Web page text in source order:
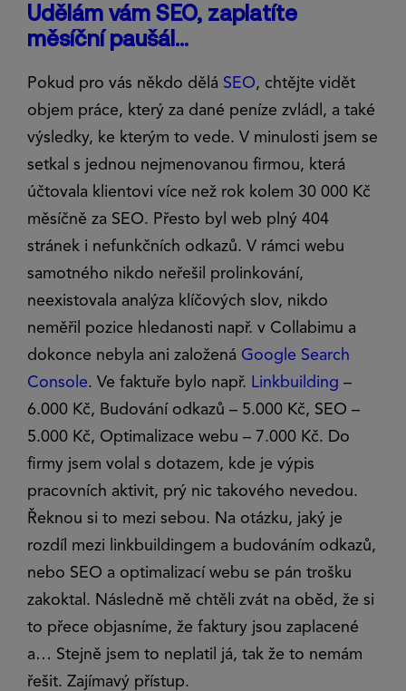
Udělám vám SEO, zaplatíte
měsíční paušál…
Pokud pro vás někdo dělá SEO, chtějte vidět
objem práce, který za dané peníze zvládl, a také
výsledky, ke kterým to vede. V minulosti jsem se
setkal s jednou nejmenovanou firmou, která
účtovala klientovi více než rok kolem 30 000 Kč
měsíčně za SEO. Přesto byl web plný 404
stránek i nefunkčních odkazů. V rámci webu
samotného nikdo neřešil prolinkování,
neexistovala analýza klíčových slov, nikdo
neměřil pozice hledanosti např. v Collabimu a
dokonce nebyla ani založená Google Search
Console. Ve faktuře bylo např. Linkbuilding –
6.000 Kč, Budování odkazů – 5.000 Kč, SEO –
5.000 Kč, Optimalizace webu – 7.000 Kč. Do
firmy jsem volal s dotazem, kde je výpis
pracovních aktivit, prý nic takového nevedou.
Řeknou si to mezi sebou. Na otázku, jaký je
rozdíl mezi linkbuildingem a budováním odkazů,
nebo SEO a optimalizací webu se pán trošku
zakoktal. Následně mě chtěli zvát na oběd, že si
to přece objasníme, že faktury jsou zaplacené
a… Stejně jsem to neplatil já, tak že to nemám
řešit. Zajímavý přístup.